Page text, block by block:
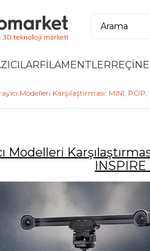
FİLAMENTLER
Modelleri Karşılaştırması: MINI,
Modelleri
INSPIRE